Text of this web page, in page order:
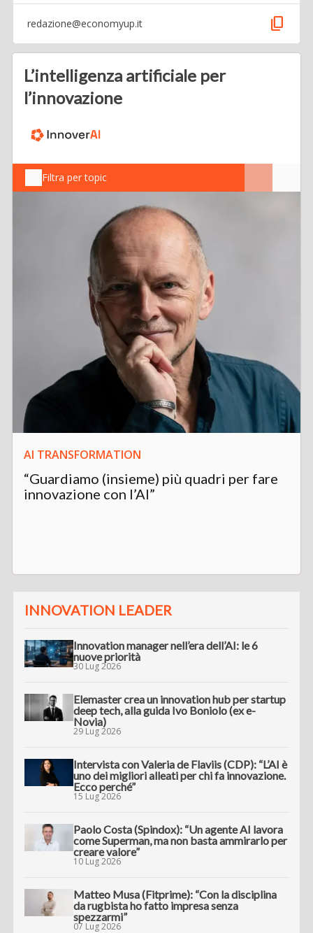
redazione@economyup.it content_copy
L’intelligenza artificiale per
l’innovazione
Filtra per topic
AI TRANSFORMATION
“Guardiamo (insieme) più quadri per fare
innovazione con l’AI”
INNOVATION LEADER
Innovation manager nell’era dell’AI: le 6
nuove priorità
30 Lug 2026
Elemaster crea un innovation hub per startup
deep tech, alla guida Ivo Boniolo (ex e-
Novia)
29 Lug 2026
Intervista con Valeria de Flaviis (CDP): “L’AI è
uno dei migliori alleati per chi fa innovazione.
Ecco perché”
15 Lug 2026
Paolo Costa (Spindox): “Un agente AI lavora
come Superman, ma non basta ammirarlo per
creare valore”
10 Lug 2026
Matteo Musa (Fitprime): “Con la disciplina
da rugbista ho fatto impresa senza
spezzarmi”
07 Lug 2026